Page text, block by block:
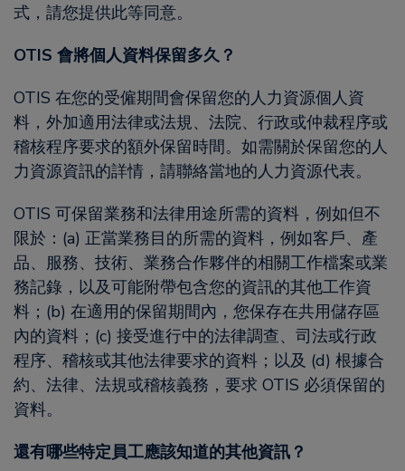
式，請您提供此等同意。
OTIS 會將個人資料保留多久？
OTIS 在您的受僱期間會保留您的人力資源個人資
料，外加適用法律或法規、法院、行政或仲裁程序或
稽核程序要求的額外保留時間。如需關於保留您的人
力資源資訊的詳情，請聯絡當地的人力資源代表。
OTIS 可保留業務和法律用途所需的資料，例如但不
限於：(a) 正當業務目的所需的資料，例如客戶、產
品、服務、技術、業務合作夥伴的相關工作檔案或業
務記錄，以及可能附帶包含您的資訊的其他工作資
料；(b) 在適用的保留期間內，您保存在共用儲存區
內的資料；(c) 接受進行中的法律調查、司法或行政
程序、稽核或其他法律要求的資料；以及 (d) 根據合
約、法律、法規或稽核義務，要求 OTIS 必須保留的
資料。
還有哪些特定員工應該知道的其他資訊？